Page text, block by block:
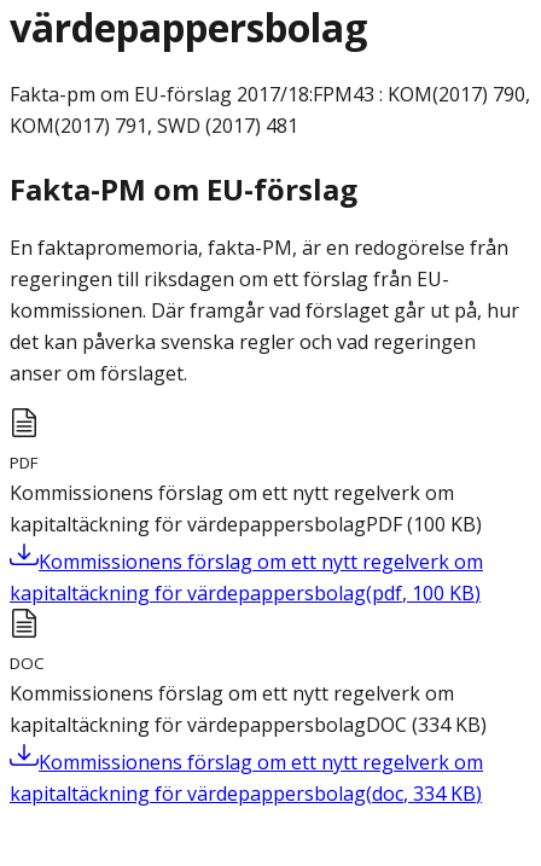
värdepappersbolag
Fakta-pm om EU-förslag 2017/18:FPM43 : KOM(2017) 790,
KOM(2017) 791, SWD (2017) 481
Fakta-PM om EU-förslag
En faktapromemoria, fakta-PM, är en redogörelse från
regeringen till riksdagen om ett förslag från EU-
kommissionen. Där framgår vad förslaget går ut på, hur
det kan påverka svenska regler och vad regeringen
anser om förslaget.
PDF
Kommissionens förslag om ett nytt regelverk om
kapitaltäckning för värdepappersbolagPDF(100 KB)
Kommissionens förslag om ett nytt regelverk om
kapitaltäckning för värdepappersbolag(pdf, 100 KB)
DOC
Kommissionens förslag om ett nytt regelverk om
kapitaltäckning för värdepappersbolagDOC (334 KB)
Kommissionens förslag om ett nytt regelverk om
kapitaltäckning för värdepappersbolag(doc, 334 KB)